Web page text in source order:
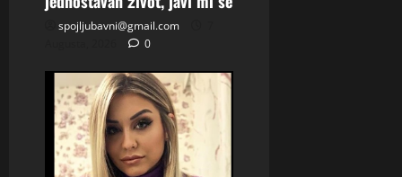
spojljubavni@gmail.com
0